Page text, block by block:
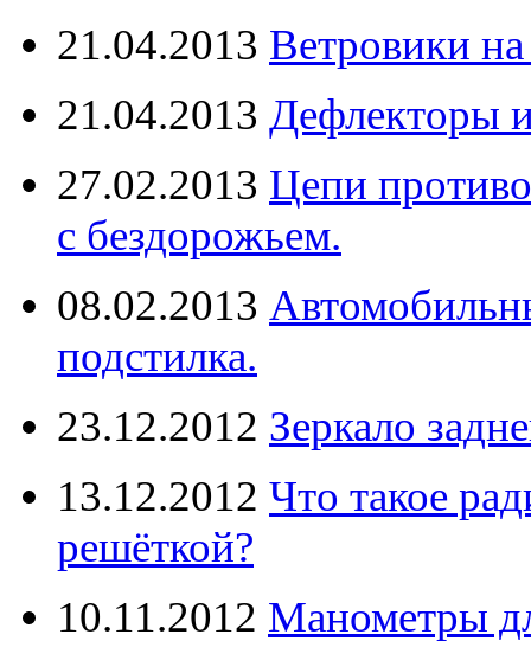
21.04.2013 Ветровики
21.04.2013 Дефлекторы
27.02.2013 Цепи
с бездорожьем.
08.02.2013
подстилка.
23.12.2012 Зеркало
13.12.2012 Что такое
решёткой?
10.11.2012 Манометры